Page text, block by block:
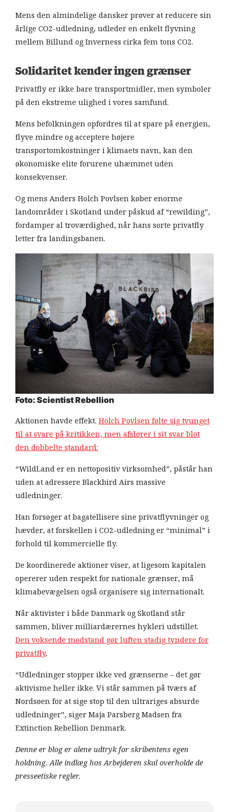
Mens den almindelige dansker prøver at reducere sin
årlige CO2-udledning, udleder en enkelt flyvning
mellem Billund og Inverness cirka fem tons CO2.​​​​​​​
Solidaritet kender ingen grænser
Privatfly er ikke bare transportmidler, men symboler
på den ekstreme ulighed i vores samfund.
Mens befolkningen opfordres til at spare på energien,
flyve mindre og acceptere højere
transportomkostninger i klimaets navn, kan den
økonomiske elite forurene uhæmmet uden
konsekvenser.
Og mens Anders Holch Povlsen køber enorme
landområder i Skotland under påskud af “rewilding”,
fordamper al troværdighed, når hans sorte privatfly
letter fra landingsbanen.
Foto: Scientist Rebellion
Aktionen havde effekt. Holch Povlsen følte sig tvunget
til at svare på kritikken, men afslører i sit svar blot
den dobbelte standard:
“WildLand er en nettopositiv virksomhed”, påstår han
uden at adressere Blackbird Airs massive
udledninger.
Han forsøger at bagatellisere sine privatflyvninger og
hævder, at forskellen i CO2-udledning er “minimal” i
forhold til kommercielle fly.
De koordinerede aktioner viser, at ligesom kapitalen
opererer uden respekt for nationale grænser, må
klimabevægelsen også organisere sig internationalt.
Når aktivister i både Danmark og Skotland står
sammen, bliver milliardærernes hykleri udstillet.
Den voksende modstand gør luften ​​​​​​​stadig tyndere for
privatfly.
“Udledninger stopper ikke ved grænserne – det gør
aktivisme heller ikke. Vi står sammen på tværs af
Nordsøen for at sige stop til den ultrariges absurde
udledninger”, siger Maja Parsberg Madsen fra
Extinction Rebellion Denmark. ​​​​​​​
Denne er blog er alene udtryk for skribentens egen
holdning. Alle indlæg hos Arbejderen skal overholde de
presseetiske regler.